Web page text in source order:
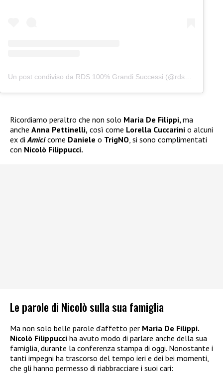
Un post condiviso da RDS 100% Grandi Successi (@rds_official)
Ricordiamo peraltro che non solo Maria De Filippi,ma
anche Anna Pettinelli, così come Lorella Cuccarini o alcuni
ex diAmicicome Daniele o TrigNO, si sono complimentati
con Nicolò Filippucci.
Le parole di Nicolò sulla sua famiglia
Ma non solo belle parole d’affetto per Maria De Filippi.
Nicolò Filippucci ha avuto modo di parlare anche della sua
famiglia, durante la conferenza stampa di oggi. Nonostante i
tanti impegni ha trascorso del tempo ieri e dei bei momenti,
che gli hanno permesso di riabbracciare i suoi cari: